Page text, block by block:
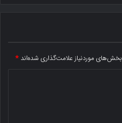
بخش‌های موردنیاز علامت‌گذاری شده‌اند*